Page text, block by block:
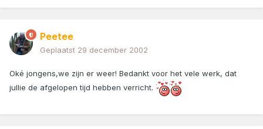
Peetee
Geplaatst 29 december 2002
Oké jongens,we zijn er weer! Bedankt voor het vele werk, dat
jullie de afgelopen tijd hebben verricht.